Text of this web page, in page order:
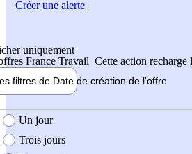
uniquement
France Travail Cette action recharge
filtres de Date de création de l'offre
création de l'offre
Un jour
Trois jours
Créer une alerte